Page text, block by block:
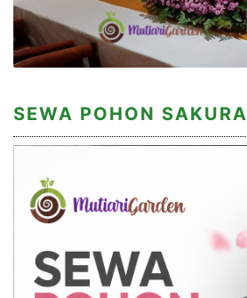
SEWA POHON SAKURA